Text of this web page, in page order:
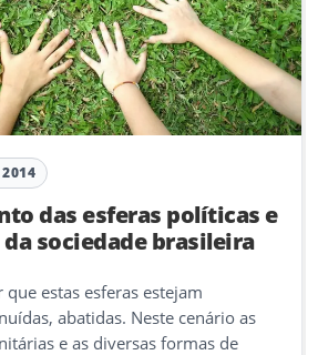
das esferas políticas e
sociedade brasileira
que estas esferas estejam
abatidas. Neste cenário as
e as diversas formas de